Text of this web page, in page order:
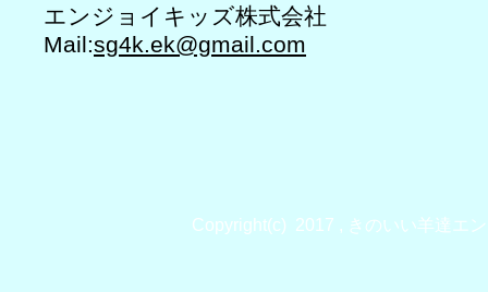
エンジョイキッズ株式会社
Mail:sg4k.ek@gmail.com
Copyright(c) 2017 , きのいい羊達エ